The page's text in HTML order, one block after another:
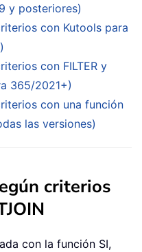
y posteriores)
con Kutools para
con FILTER y
365/2021+)
con una función
las versiones)
criterios
con la función SI,